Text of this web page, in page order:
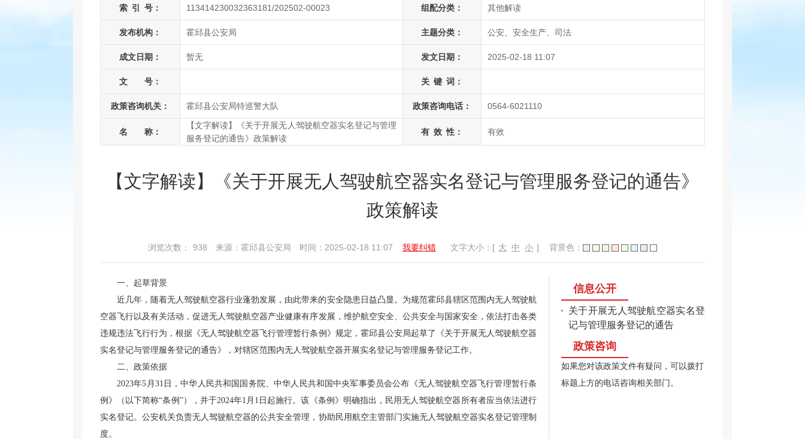
索 引 号： 113414230032363181/202502-00023 组配分类： 其他解读
发布机构： 霍邱县公安局 主题分类： 公安、安全生产、司法
成文日期： 暂无 发文日期： 2025-02-18 11:07
文 号： 关 键 词：
政策咨询机关： 霍邱县公安局特巡警大队 政策咨询电话： 0564-6021110
名 称：
【文字解读】《关于开展无人驾驶航空器实名登记与管理
服务登记的通告》政策解读
有 效 性： 有效
【文字解读】《关于开展无人驾驶航空器实名登记与管理服务登记的通告》
政策解读
浏览次数： 938 来源：霍邱县公安局 时间：2025-02-18 11:07 我要纠错 文字大小：[ 大 中 小 ] 背景色：
一、起草背景
近几年，随着无人驾驶航空器行业蓬勃发展，由此带来的安全隐患日益凸显。为规范霍邱县辖区范围内无人驾驶航
空器飞行以及有关活动，促进无人驾驶航空器产业健康有序发展，维护航空安全、公共安全与国家安全，依法打击各类
违规违法飞行行为，根据《无人驾驶航空器飞行管理暂行条例》规定，霍邱县公安局起草了《关于开展无人驾驶航空器
实名登记与管理服务登记的通告》，对辖区范围内无人驾驶航空器开展实名登记与管理服务登记工作。
二、政策依据
2023年5月31日，中华人民共和国国务院、中华人民共和国中央军事委员会公布《无人驾驶航空器飞行管理暂行条
例》（以下简称“条例”），并于2024年1月1日起施行。该《条例》明确指出，民用无人驾驶航空器所有者应当依法进行
实名登记。公安机关负责无人驾驶航空器的公共安全管理，协助民用航空主管部门实施无人驾驶航空器实名登记管理制
度。
信息公开
关于开展无人驾驶航空器实名登
记与管理服务登记的通告
政策咨询
如果您对该政策文件有疑问，可以拨打
标题上方的电话咨询相关部门。